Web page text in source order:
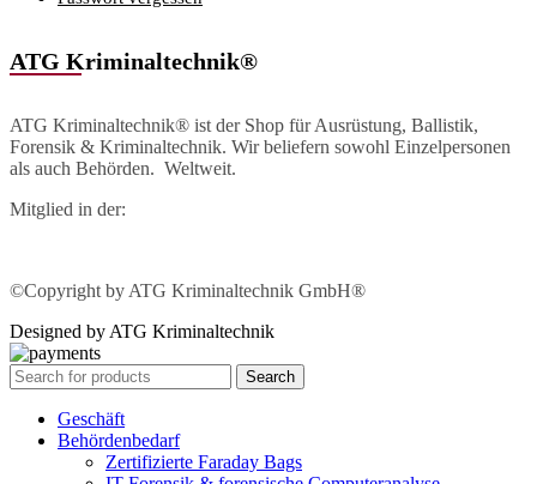
ATG Kriminaltechnik®
ATG Kriminaltechnik® ist der Shop für Ausrüstung, Ballistik,
Forensik & Kriminaltechnik. Wir beliefern sowohl Einzelpersonen
als auch Behörden. Weltweit.
Mitglied in der:
©Copyright by ATG Kriminaltechnik GmbH®
Designed by ATG Kriminaltechnik
Search
Geschäft
Behördenbedarf
Zertifizierte Faraday Bags